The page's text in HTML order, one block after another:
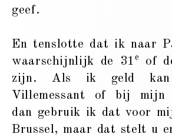
geef.
En tenslotte dat ik naar
waarschijnlijk de 31e of
zijn. Als ik geld kan
Villemessant of bij mijn
dan gebruik ik dat voor
Brussel, maar dat stelt u